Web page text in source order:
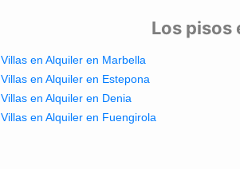
Los pisos
Villas en Alquiler en Marbella
Villas en Alquiler en Estepona
Villas en Alquiler en Denia
Villas en Alquiler en Fuengirola